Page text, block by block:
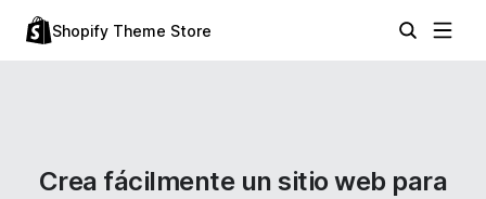
Shopify Theme Store
Crea fácilmente un sitio web para